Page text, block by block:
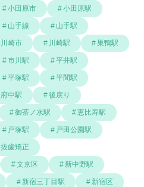
小田原市 小田原駅
山手線 山手駅
川崎市 川崎駅 巣鴨駅
市川駅 平井駅
平塚駅 平間駅
府中駅 後戻り
御茶ノ水駅 恵比寿駅
戸塚駅 戸田公園駅
抜歯矯正
文京区 新中野駅
新宿三丁目駅 新宿区